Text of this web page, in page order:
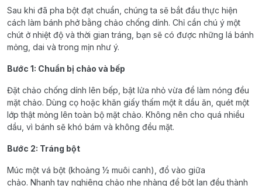
Sau khi đã pha bột đạt chuẩn, chúng ta sẽ bắt đầu thực hiện
cách làm bánh phở bằng chảo chống dính. Chỉ cần chú ý một
chút ở nhiệt độ và thời gian tráng, bạn sẽ có được những lá bánh
mỏng, dai và trong mịn như ý.
Bước 1: Chuẩn bị chảo và bếp
Đặt chảo chống dính lên bếp, bật lửa nhỏ vừa để làm nóng đều
mặt chảo. Dùng cọ hoặc khăn giấy thấm một ít dầu ăn, quét một
lớp thật mỏng lên toàn bộ mặt chảo. Không nên cho quá nhiều
dầu, vì bánh sẽ khó bám và không đều mặt.
Bước 2: Tráng bột
Múc một vá bột (khoảng ½ muôi canh), đổ vào giữa
chảo. Nhanh tay nghiêng chảo nhẹ nhàng để bột lan đều thành